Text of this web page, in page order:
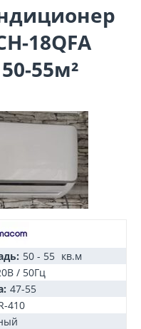
18QFA
55м²
50 - 55 кв.м
/ 50Гц
47-55
410